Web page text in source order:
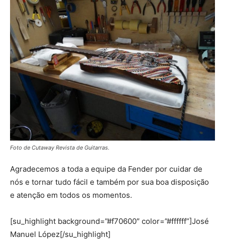
Foto de Cutaway Revista de Guitarras.
Agradecemos a toda a equipe da Fender por cuidar de
nós e tornar tudo fácil e também por sua boa disposição
e atenção em todos os momentos.
[su_highlight background=”#f70600″ color=”#ffffff”]José
Manuel López[/su_highlight]